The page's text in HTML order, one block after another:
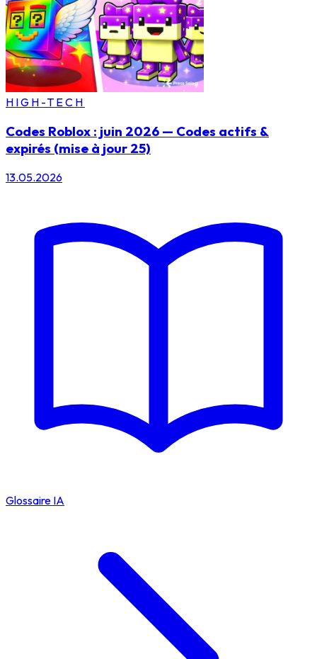
HIGH-TECH
Codes Roblox : juin 2026 — Codes actifs &
expirés (mise à jour 25)
13.05.2026
Glossaire IA